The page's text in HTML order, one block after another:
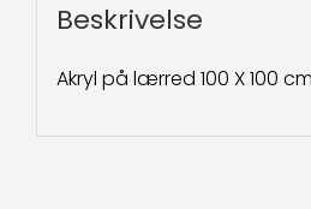
Beskrivelse
Akryl på lærred 100 X 100